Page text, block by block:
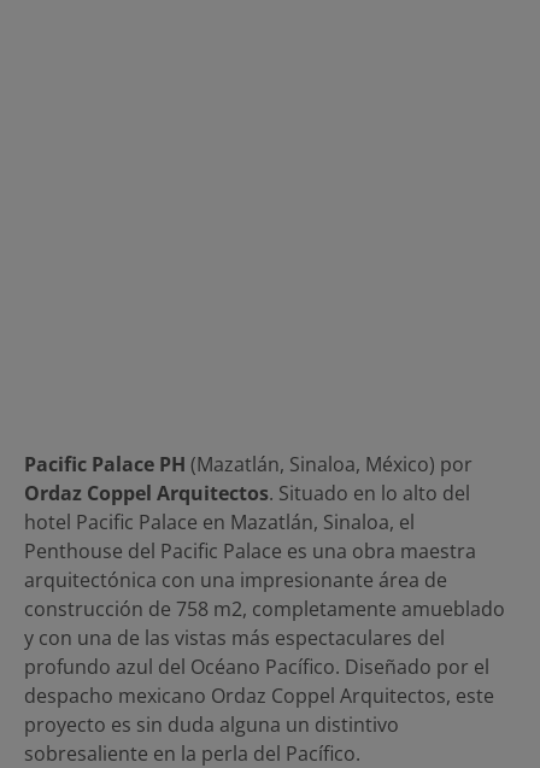
Pacific Palace PH (Mazatlán, Sinaloa, México) por
Ordaz Coppel Arquitectos. Situado en lo alto del
hotel Pacific Palace en Mazatlán, Sinaloa, el
Penthouse del Pacific Palace es una obra maestra
arquitectónica con una impresionante área de
construcción de 758 m2, completamente amueblado
y con una de las vistas más espectaculares del
profundo azul del Océano Pacífico. Diseñado por el
despacho mexicano Ordaz Coppel Arquitectos, este
proyecto es sin duda alguna un distintivo
sobresaliente en la perla del Pacífico.